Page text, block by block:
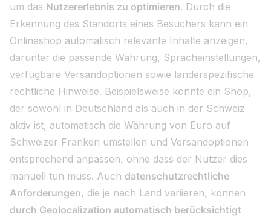
um das Nutzererlebnis zu optimieren. Durch die
Erkennung des Standorts eines Besuchers kann ein
Onlineshop automatisch relevante Inhalte anzeigen,
darunter die passende Währung, Spracheinstellungen,
verfügbare Versandoptionen sowie länderspezifische
rechtliche Hinweise. Beispielsweise könnte ein Shop,
der sowohl in Deutschland als auch in der Schweiz
aktiv ist, automatisch die Währung von Euro auf
Schweizer Franken umstellen und Versandoptionen
entsprechend anpassen, ohne dass der Nutzer dies
manuell tun muss. Auch datenschutzrechtliche
Anforderungen, die je nach Land variieren, können
durch Geolocalization automatisch berücksichtigt